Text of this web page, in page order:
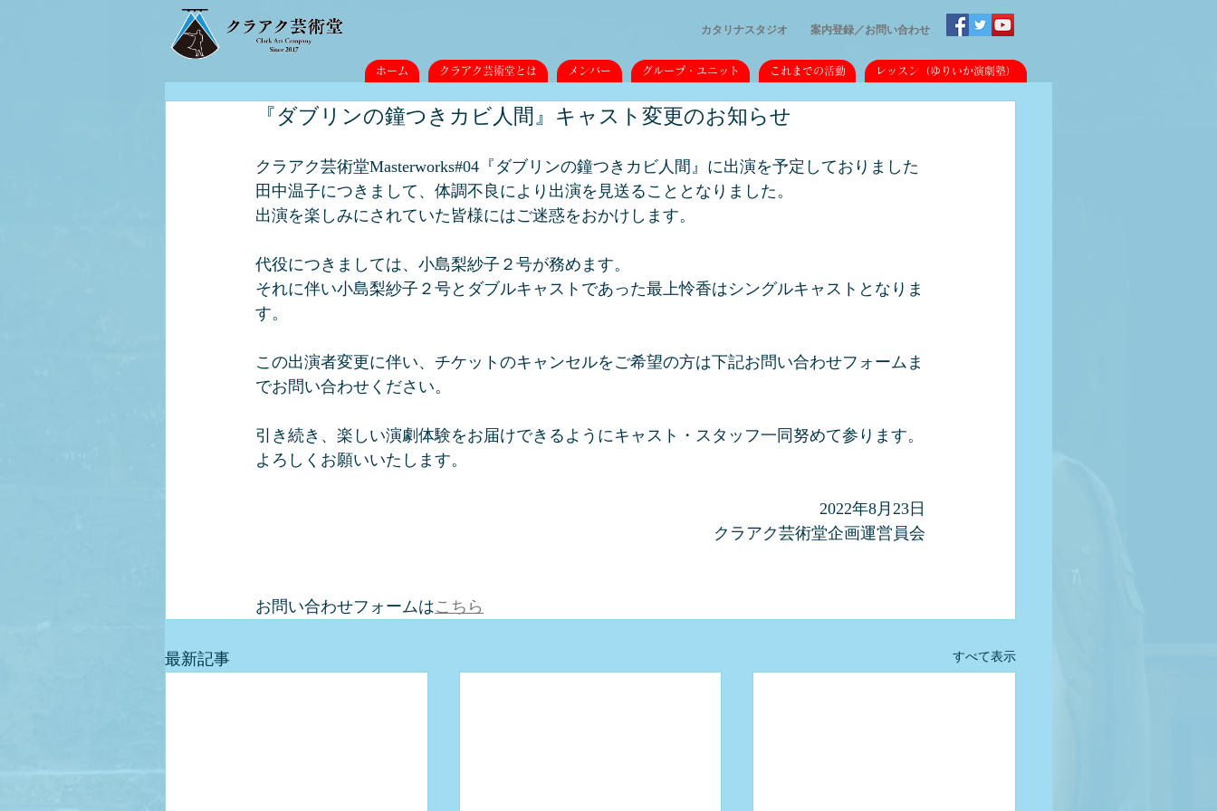
カタリナスタジオ 案内登録／​お問い合わせ
ホーム クラアク芸術堂とは メンバー グループ・ユニット これまでの活動 レッスン（ゆりいか演劇塾）
『ダブリンの鐘つきカビ人間』キャスト変更のお知らせ
クラアク芸術堂Masterworks#04『ダブリンの鐘つきカビ人間』に出演を予定しておりました
田中温子につきまして、体調不良により出演を見送ることとなりました。
出演を楽しみにされていた皆様にはご迷惑をおかけします。
代役につきましては、小島梨紗子２号が務めます。
それに伴い小島梨紗子２号とダブルキャストであった最上怜香はシングルキャストとなりま
す。
この出演者変更に伴い、チケットのキャンセルをご希望の方は下記お問い合わせフォームま
でお問い合わせください。
引き続き、楽しい演劇体験をお届けできるようにキャスト・スタッフ一同努めて参ります。
よろしくお願いいたします。
2022年8月23日
クラアク芸術堂企画運営員会
お問い合わせフォームはこちら
最新記事 すべて表示